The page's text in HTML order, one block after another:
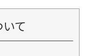
て